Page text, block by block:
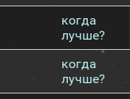
когда
лучше?
когда
лучше?